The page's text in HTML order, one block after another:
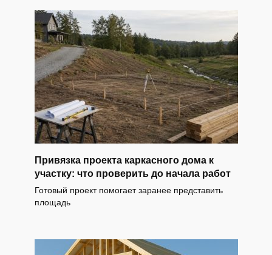
Привязка проекта каркасного дома к
участку: что проверить до начала работ
Готовый проект помогает заранее представить
площадь